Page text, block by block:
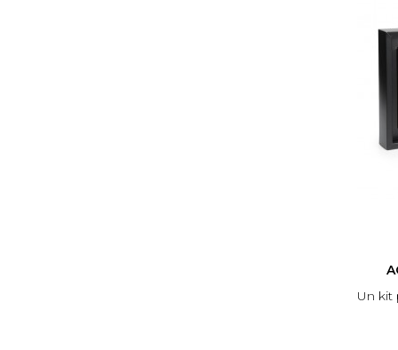
Un kit